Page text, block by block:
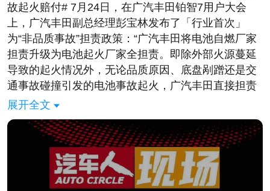
故起火赔付# 7月24日，在广汽丰田铂智7用户大会
上，广汽丰田副总经理彭宝林发布了「行业首次」
为“非品质事故”担责政策：“广汽丰田将电池自燃厂家
担责升级为电池起火厂家全担责。即除外部火源蔓延
导致的起火情况外，无论品质原因、底盘剐蹭还是交
通事故碰撞引发的电池事故起火，广汽丰田直接担责
赔付。” #心有凌犀选铂智7##王心凌最新担曲发布
展开全文